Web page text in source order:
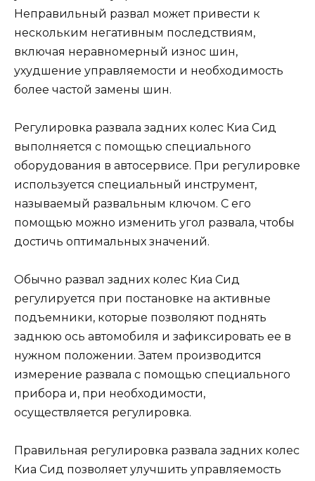
Неправильный развал может привести к
нескольким негативным последствиям,
включая неравномерный износ шин,
ухудшение управляемости и необходимость
более частой замены шин.
Регулировка развала задних колес Киа Сид
выполняется с помощью специального
оборудования в автосервисе. При регулировке
используется специальный инструмент,
называемый развальным ключом. С его
помощью можно изменить угол развала, чтобы
достичь оптимальных значений.
Обычно развал задних колес Киа Сид
регулируется при постановке на активные
подъемники, которые позволяют поднять
заднюю ось автомобиля и зафиксировать ее в
нужном положении. Затем производится
измерение развала с помощью специального
прибора и, при необходимости,
осуществляется регулировка.
Правильная регулировка развала задних колес
Киа Сид позволяет улучшить управляемость